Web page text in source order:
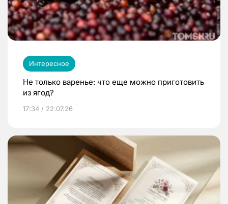
Интересное
Не только варенье: что еще можно приготовить
из ягод?
17:34 / 22.07.26